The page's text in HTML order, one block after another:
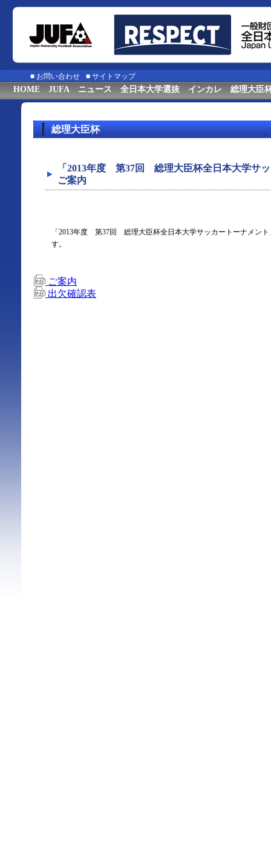
■ お問い合わせ ■ サイトマップ
HOME JUFA ニュース 全日本大学選抜 インカレ 総理大臣
総理大臣杯
「2013年度 第37回 総理大臣杯全日本大学サ
ご案内
「2013年度 第37回 総理大臣杯全日本大学サッカートーナメン
す。
ご案内
出欠確認表